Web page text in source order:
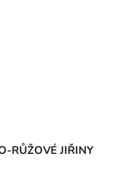
RŮŽOVÉ JIŘINY